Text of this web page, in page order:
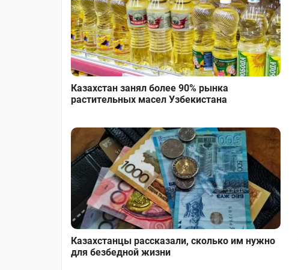
Казахстан занял более 90% рынка
растительных масел Узбекистана
Казахстанцы рассказали, сколько им нужно
для безбедной жизни